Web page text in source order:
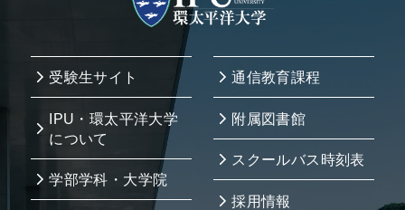
受験生サイト
IPU・環太平洋大学
について
学部学科・大学院
通信教育課程
附属図書館
スクールバス時刻表
採用情報